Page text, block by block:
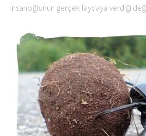
insanoğlunun gerçek faydaya verdiği